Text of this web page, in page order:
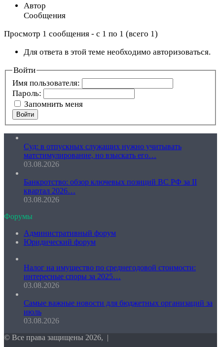
Автор
Сообщения
Просмотр 1 сообщения - с 1 по 1 (всего 1)
Для ответа в этой теме необходимо авторизоваться.
Войти
Имя пользователя:
Пароль:
Запомнить меня
Войти
Суд: в отпускных служащих нужно учитывать
матстимулирование, но взыскать его…
03.08.2026
Банкротство: обзор ключевых позиций ВС РФ за II
квартал 2026…
03.08.2026
Форумы
Административный форум
Юридический форум
Налог на имущество по среднегодовой стоимости:
интересные споры за 2025…
03.08.2026
Самые важные новости для бюджетных организаций за
июль
03.08.2026
© Все права защищены 2026, |